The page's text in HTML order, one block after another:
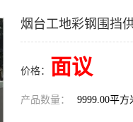
烟台工地彩钢围挡
价格： 面议
产品数量： 9999.00平方